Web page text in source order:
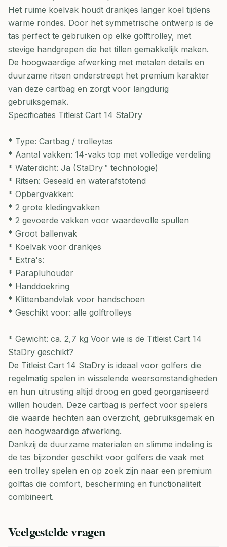
Het ruime koelvak houdt drankjes langer koel tijdens
warme rondes. Door het symmetrische ontwerp is de
tas perfect te gebruiken op elke golftrolley, met
stevige handgrepen die het tillen gemakkelijk maken.
De hoogwaardige afwerking met metalen details en
duurzame ritsen onderstreept het premium karakter
van deze cartbag en zorgt voor langdurig
gebruiksgemak.
Specificaties Titleist Cart 14 StaDry
* Type: Cartbag / trolleytas
* Aantal vakken: 14-vaks top met volledige verdeling
* Waterdicht: Ja (StaDry™ technologie)
* Ritsen: Geseald en waterafstotend
* Opbergvakken:
* 2 grote kledingvakken
* 2 gevoerde vakken voor waardevolle spullen
* Groot ballenvak
* Koelvak voor drankjes
* Extra's:
* Parapluhouder
* Handdoekring
* Klittenbandvlak voor handschoen
* Geschikt voor: alle golftrolleys
* Gewicht: ca. 2,7 kg Voor wie is de Titleist Cart 14
StaDry geschikt?
De Titleist Cart 14 StaDry is ideaal voor golfers die
regelmatig spelen in wisselende weersomstandigheden
en hun uitrusting altijd droog en goed georganiseerd
willen houden. Deze cartbag is perfect voor spelers
die waarde hechten aan overzicht, gebruiksgemak en
een hoogwaardige afwerking.
Dankzij de duurzame materialen en slimme indeling is
de tas bijzonder geschikt voor golfers die vaak met
een trolley spelen en op zoek zijn naar een premium
golftas die comfort, bescherming en functionaliteit
combineert.
Veelgestelde vragen